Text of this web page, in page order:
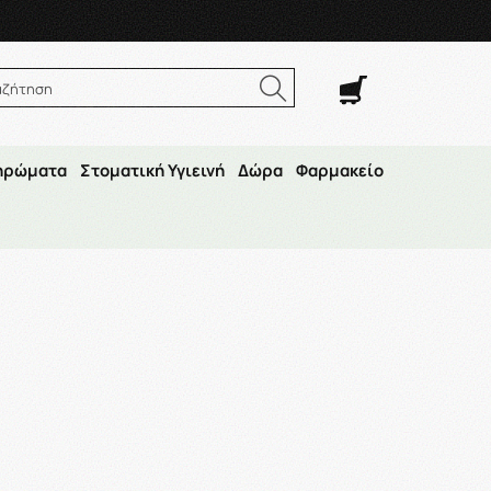
Σαβ. 8:00π.μ.–14:30μ.μ
Στοματική Υγιεινή Δώρα Φαρμακείο